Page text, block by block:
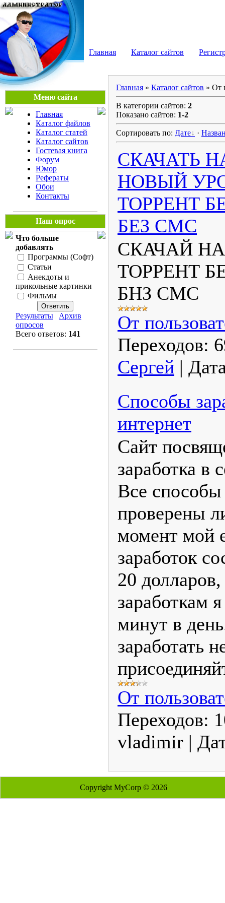
Главная Каталог сайтов
Меню сайта
Главная
Каталог файлов
Каталог статей
Каталог сайтов
Гостевая книга
Форум
Юмор
Рефераты
Обои
Контакты
Наш опрос
Что больше
добавлять
Программы (Софт)
Статьи
Анекдоты и
прикольные картинки
Фильмы
Результаты | Архив
опросов
Всего ответов: 141
Главная » Каталог сайтов » От
В категории сайтов: 2
Показано сайтов: 1-2
Сортировать по: Дате ·
СКАЧАТЬ
НОВЫЙ
ТОРРЕНТ
БЕЗ СМС
СКАЧАЙ НА
ТОРРЕНТ
БНЗ СМС
От
Переходов:
Сергей |
Способы
интернет
Сайт
заработка в
Все способы
проверены
момент мой
заработок
20
заработкам
минут в
заработать
От
Переходов:
vladimir |
Copyright MyCorp © 2026